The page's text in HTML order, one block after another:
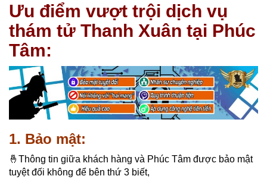
Ưu điểm vượt trội dịch vụ
thám tử Thanh Xuân tại Phúc
Tâm:
1. Bảo mật:
🤞Thông tin giữa khách hàng và Phúc Tâm được bảo mật
tuyệt đối không để bên thứ 3 biết,